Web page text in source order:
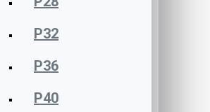
Р32
Р36
Р40